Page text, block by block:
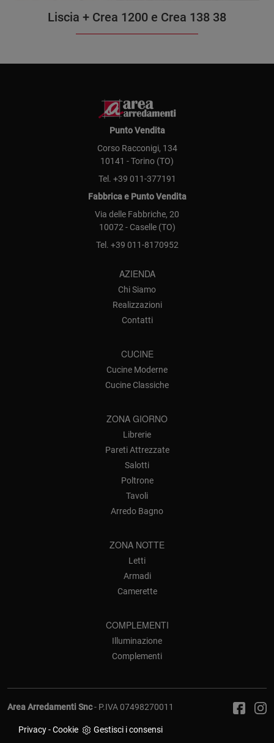
Liscia + Crea 1200 e Crea 138 38
Punto Vendita
Corso Racconigi, 134
10141 - Torino (TO)
Tel. +39 011-377191
Fabbrica e Punto Vendita
Via delle Fabbriche, 20
10072 - Caselle (TO)
Tel. +39 011-8170952
AZIENDA
Chi Siamo
Realizzazioni
Contatti
CUCINE
Cucine Moderne
Cucine Classiche
ZONA GIORNO
Librerie
Pareti Attrezzate
Salotti
Poltrone
Tavoli
Arredo Bagno
ZONA NOTTE
Letti
Armadi
Camerette
COMPLEMENTI
Illuminazione
Complementi
Area Arredamenti Snc- P.IVA 07498270011
Privacy-Cookie Gestisci i consensi